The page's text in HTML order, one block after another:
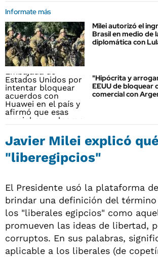
Informate más
Milei autorizó el
Brasil en medio de
diplomática con
"Hipócrita y
EEUU de bloquear
comercial con
Javier Milei explicó
"liberegipcios"
El Presidente usó la plataforma
brindar una definición del
los "liberales egipcios" como
promueven las ideas de libertad,
corruptos. En sus palabras,
aplicable a los liberales (de